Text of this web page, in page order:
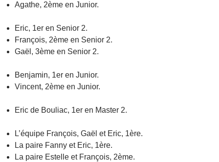
Agathe, 2ème en Junior.
Eric, 1er en Senior 2.
François, 2ème en Senior 2.
Gaël, 3ème en Senior 2.
Benjamin, 1er en Junior.
Vincent, 2ème en Junior.
Eric de Bouliac, 1er en Master 2.
L’équipe François, Gaël et Eric, 1ère.
La paire Fanny et Eric, 1ère.
La paire Estelle et François, 2ème.